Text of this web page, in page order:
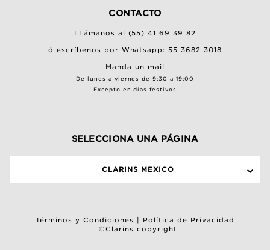
CONTACTO
LLámanos al (55) 41 69 39 82
ó escríbenos por Whatsapp: 55 3682 3018
Manda un mail
De lunes a viernes de 9:30 a 19:00
Excepto en días festivos
SELECCIONA UNA PÁGINA
CLARINS MEXICO
Términos y Condiciones
Política de Privacidad
©Clarins copyright